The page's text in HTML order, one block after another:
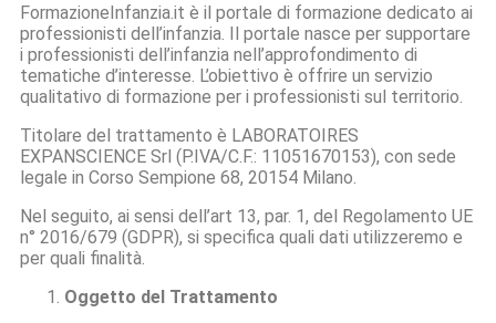
FormazioneInfanzia.it è il portale di formazione dedicato ai
professionisti dell’infanzia. Il portale nasce per supportare
i professionisti dell’infanzia nell’approfondimento di
tematiche d’interesse. L’obiettivo è offrire un servizio
qualitativo di formazione per i professionisti sul territorio.
Titolare del trattamento è LABORATOIRES
EXPANSCIENCE Srl (P.IVA/C.F.: 11051670153), con sede
legale in Corso Sempione 68, 20154 Milano.
Nel seguito, ai sensi dell’art 13, par. 1, del Regolamento UE
n° 2016/679 (GDPR), si specifica quali dati utilizzeremo e
per quali finalità.
Oggetto del Trattamento